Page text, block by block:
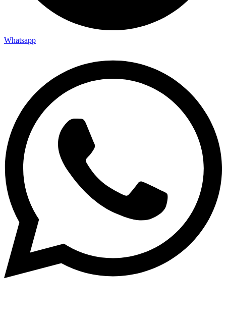
Whatsapp